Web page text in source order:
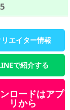
リエイター情報
で紹介する
ロードはアプ
リから